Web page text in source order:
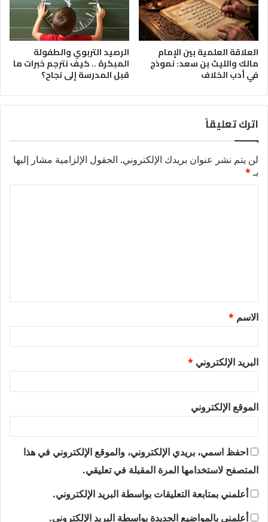
العلاقة العلمية بين الإمام
مالك والليث بن سعد: نموذج
في أدب الخلاف
الرصيد التربوي والطفولة
المبكرة .. كيف نترجم خبرات ما
قبل المدرسة إلى نجاح؟
اترك تعليقاً
لن يتم نشر عنوان بريدك الإلكتروني. الحقول الإلزامية مشار إليها
بـ*
ق
*
الاسم *
البريد الإلكتروني *
الموقع الإلكتروني
احفظ اسمي، بريدي الإلكتروني، والموقع الإلكتروني في هذا
المتصفح لاستخدامها المرة المقبلة في تعليقي.
أعلمني بمتابعة التعليقات بواسطة البريد الإلكتروني.
أعلمني بالمواضيع الجديدة بواسطة البريد الإلكتروني.